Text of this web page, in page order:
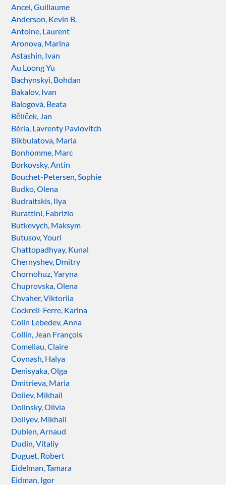
Ancel, Guillaume
Anderson, Kevin B.
Antoine, Laurent
Aronova, Marina
Astashin, Ivan
Au Loong Yu
Bachynskyi, Bohdan
Bakalov, Ivan
Balogová, Beata
Bělíček, Jan
Béria, Lavrenty Pavlovitch
Bikbulatova, Maria
Bonhomme, Marc
Borkovsky, Antin
Bouchet-Petersen, Sophie
Budko, Olena
Budraitskis, Ilya
Burattini, Fabrizio
Butkevych, Maksym
Butusov, Youri
Chattopadhyay, Kunal
Chernyshev, Dmitry
Chornohuz, Yaryna
Chuprovska, Olena
Chvaher, Viktoriia
Cockrell-Ferre, Karina
Colin Lebedev, Anna
Collin, Jean François
Comeliau, Claire
Coynash, Halya
Denisyaka, Olga
Dmitrieva, Maria
Doliev, Mikhail
Dolinsky, Olivia
Doliyev, Mikhail
Dubien, Arnaud
Dudin, Vitaliy
Duguet, Robert
Eidelman, Tamara
Eidman, Igor